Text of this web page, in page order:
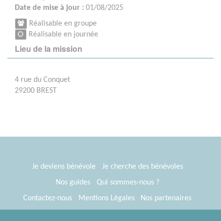
Date de mise à jour : 01/08/2025
Réalisable en groupe
Réalisable en journée
Lieu de la mission
4 rue du Conquet
29200 BREST
Je deviens bénévole
Je cherche des bénévoles
Nos guides
Qui sommes-nous ?
Contactez-nous
Mentions Légales
Nos partenaires